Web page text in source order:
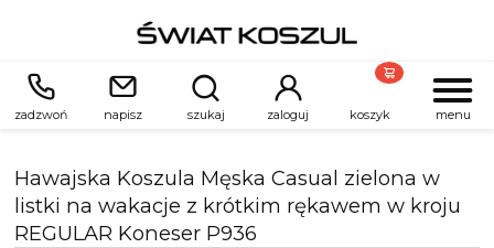
menu
zadzwoń napisz szukaj zaloguj koszyk
Hawajska Koszula Męska Casual zielona w
listki na wakacje z krótkim rękawem w kroju
REGULAR Koneser P936